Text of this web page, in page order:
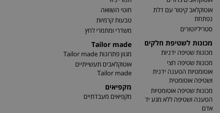
אוטוקלאב קיטור עם דלת
נפתחת
סטריליזטורים
מכונות לשטיפת חלקים
מכונות שטיפה ידניות
מכונות שטיפה חצי
אוטומטיות הטענה ידנית
ושטיפה אוטומטית
מכונות שטיפה אוטומטיות
הטענה ושטיפה ללא מגע יד
אדם
חוטי השוואה
טבעות קרמיות
משדרי ומתמרי לחץ
Tailor made
מגוון פתרונות Tailor made
אוטוקלאבים תעשייתיים
Tailor made
מקפיאים
מקפיאים מעבדתיים